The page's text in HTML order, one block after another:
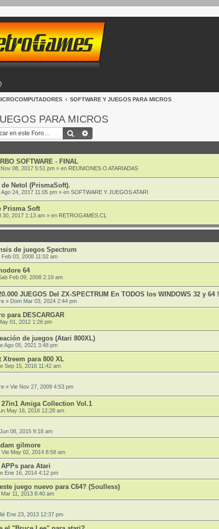
SOFTWARE Y JUEGOS PARA MICROS
PARA MICROS
Buscar
SOFTWARE - FINAL
Nov 08, 2017 5:51 pm » en REUNIONES O ATARIADAS
de Netol (PrismaSoft).
Ago 24, 2017 11:05 pm » en SOFTWARE Y JUEGOS ATARI
Prisma Soft
30, 2017 1:13 am » en RETROGAMES.CL
de juegos Spectrum
Feb 03, 2008 11:02 am
64
Feb 09, 2008 2:19 am
JUEGOS Del ZX-SPECTRUM En TODOS los WINDOWS 32 y 64 !
» Dom Mar 03, 2024 2:44 pm
para DESCARGAR
01, 2012 1:26 pm
de juegos (Atari 800XL)
Ago 05, 2021 3:48 pm
Xtreem para 800 XL
Sep 15, 2016 11:42 am
» Vie Nov 27, 2009 4:53 pm
Amiga Collection Vol.1
May 16, 2016 12:28 am
08, 2015 9:18 am
gilmore
Vie May 02, 2014 8:58 am
para Atari
Ene 16, 2014 4:12 pm
juego nuevo para C64? (Soulless)
Mar 11, 2013 8:40 am
Ene 23, 2013 12:37 pm